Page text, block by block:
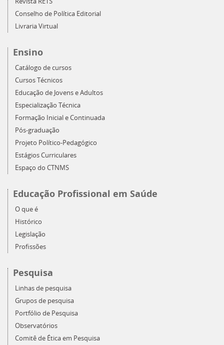
Conselho de Política Editorial
Livraria Virtual
Ensino
Catálogo de cursos
Cursos Técnicos
Educação de Jovens e Adultos
Especialização Técnica
Formação Inicial e Continuada
Pós-graduação
Projeto Político-Pedagógico
Estágios Curriculares
Espaço do CTNMS
Educação Profissional em Saúde
O que é
Histórico
Legislação
Profissões
Pesquisa
Linhas de pesquisa
Grupos de pesquisa
Portfólio de Pesquisa
Observatórios
Comitê de Ética em Pesquisa